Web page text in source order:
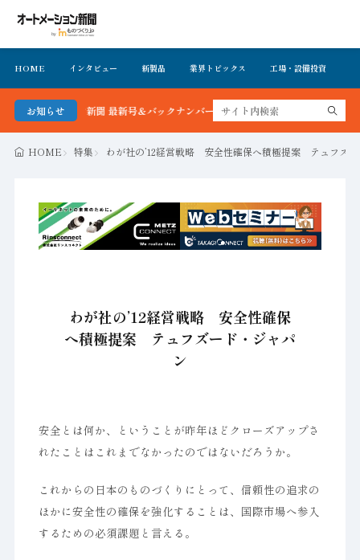
HOME インタビュー 新製品 業界トピックス 工場・設備投資
お知らせ
ーション新聞 最新号＆バックナンバーを無料で公開中 詳細はこちら
HOME 特集 わが社の’12経営戦略 安全性確保へ積極提案 テュフズ
わが社の’12経営戦略 安全性確保
へ積極提案 テュフズード・ジャパ
ン
安全とは何か、ということが昨年ほどクローズアップさ
れたことはこれまでなかったのではないだろうか。
これからの日本のものづくりにとって、信頼性の追求の
ほかに安全性の確保を強化することは、国際市場へ参入
するための必須課題と言える。